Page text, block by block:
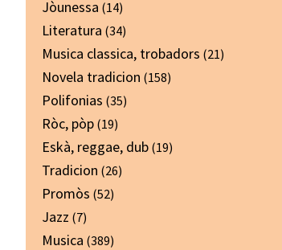
Jòunessa (14)
Literatura (34)
Musica classica, trobadors (21)
Novela tradicion (158)
Polifonias (35)
Ròc, pòp (19)
Eskà, reggae, dub (19)
Tradicion (26)
Promòs (52)
Jazz (7)
Musica (389)